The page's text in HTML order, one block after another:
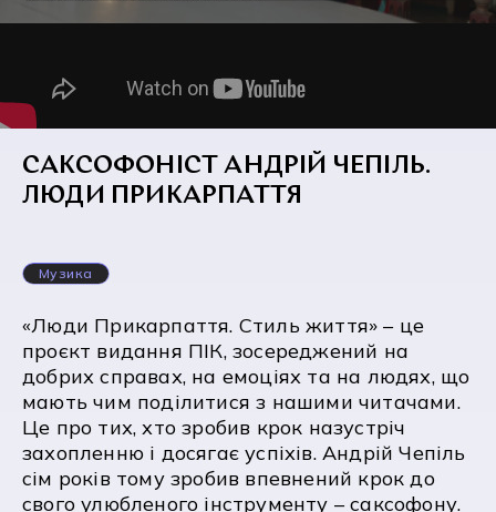
САКСОФОНІСТ АНДРІЙ ЧЕПІЛЬ.
ЛЮДИ ПРИКАРПАТТЯ
Музика
«Люди Прикарпаття. Стиль життя» – це
проєкт видання ПІК, зосереджений на
добрих справах, на емоціях та на людях, що
мають чим поділитися з нашими читачами.
Це про тих, хто зробив крок назустріч
захопленню і досягає успіхів. Андрій Чепіль
сім років тому зробив впевнений крок до
свого улюбленого інструменту – саксофону.